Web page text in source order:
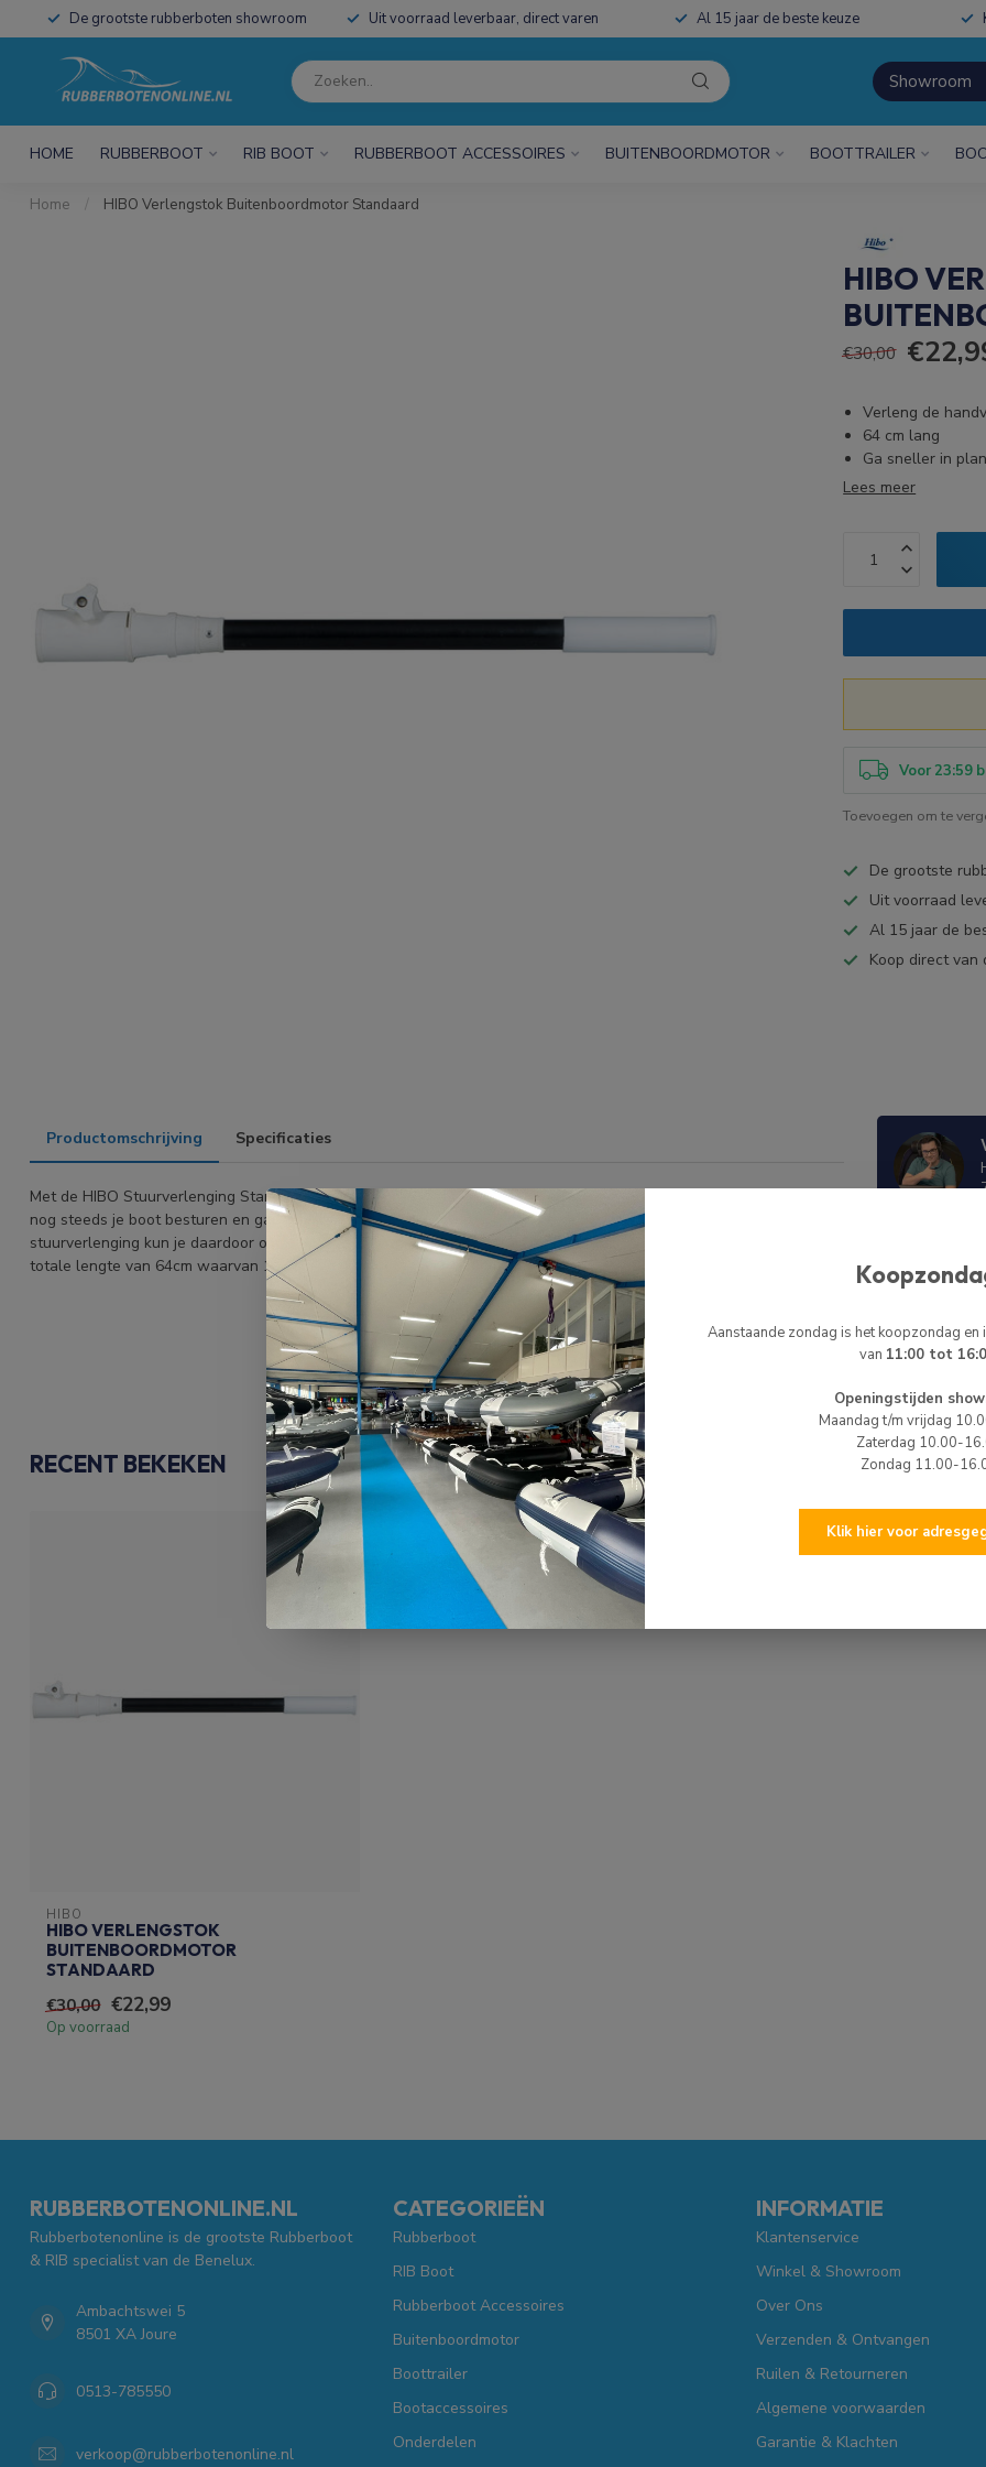
De grootste rubberboten showroom Uit voorraad leverbaar, direct varen Al 15 jaar de beste keuze
Showroom
HOME RUBBERBOOT RIB BOOT RUBBERBOOT ACCESSOIRES BUITENBOORDMOTOR BOOTTRAILER
Home / HIBO Verlengstok Buitenboordmotor Standaard
HIBO
€30,00
Verleng de
64 cm lang
Ga sneller in
Lees meer
Voor 23:59
Toevoegen om te
De grootste
Uit voorraad
Al 15 jaar de
Koop direct van
Productomschrijving Specificaties
Met de HIBO Stuurverlenging Standaard kun je het handvat van je buitenboordmotor verlengen. Hierdoor kun je
nog steeds je boot besturen en gas geven wanneer je verder naar voren zit in de boot. Met behulp van de
stuurverlenging kun je daardoor ook makkelijker planeren wanneer je alleen vaart. De stuurverlenging heeft een
totale lengte van 64cm waarvan 13cm over het handvat van de buitenboordmotor valt.
RECENT BEKEKEN
HIBO
HIBO VERLENGSTOK
BUITENBOORDMOTOR
STANDAARD
€30,00 €22,99
Op voorraad
RUBBERBOTENONLINE.NL
Rubberbotenonline is de grootste Rubberboot
& RIB specialist van de Benelux.
Ambachtswei 5
8501 XA Joure
0513-785550
verkoop@rubberbotenonline.nl
CATEGORIEËN
Rubberboot
RIB Boot
Rubberboot Accessoires
Buitenboordmotor
Boottrailer
Bootaccessoires
Onderdelen
INFORMATIE
Klantenservice
Winkel & Showroom
Over Ons
Verzenden & Ontvangen
Ruilen & Retourneren
Algemene voorwaarden
Garantie & Klachten
Aanstaande zondag is het koopzondag
van 11:00 tot
Openingstijden
Maandag t/m vrijdag
Zaterdag 10.00-
Zondag 11.00-
Klik hier voor